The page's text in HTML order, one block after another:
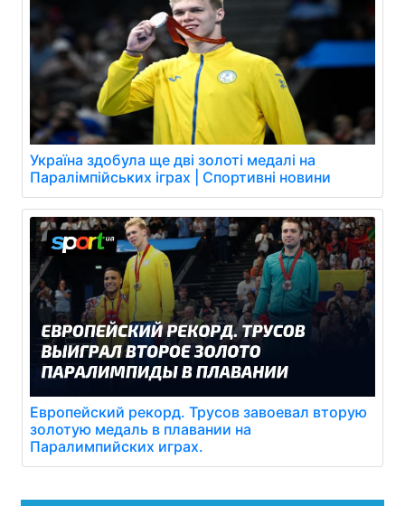
Україна здобула ще дві золоті медалі на
Паралімпійських іграх | Спортивні новини
Европейский рекорд. Трусов завоевал вторую
золотую медаль в плавании на
Паралимпийских играх.